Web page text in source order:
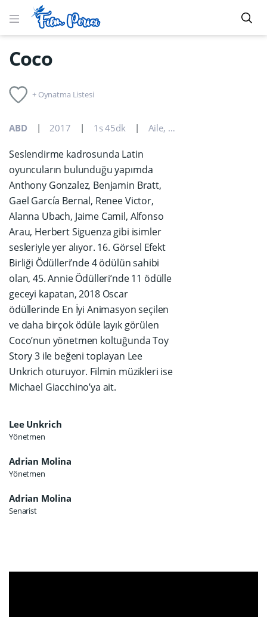
Coco
+ Oynatma Listesi
ABD 2017 1s 45dk Aile, Animasyon
Seslendirme kadrosunda Latin
oyuncuların bulunduğu yapımda
Anthony Gonzalez, Benjamin Bratt,
Gael García Bernal, Renee Victor,
Alanna Ubach, Jaime Camil, Alfonso
Arau, Herbert Siguenza gibi isimler
sesleriyle yer alıyor. 16. Görsel Efekt
Birliği Ödülleri’nde 4 ödülün sahibi
olan, 45. Annie Ödülleri’nde 11 ödülle
geceyi kapatan, 2018 Oscar
ödüllerinde En İyi Animasyon seçilen
ve daha birçok ödüle layık görülen
Coco’nun yönetmen koltuğunda Toy
Story 3 ile beğeni toplayan Lee
Unkrich oturuyor. Filmin müzikleri ise
Michael Giacchino’ya ait.
Lee Unkrich
Yönetmen
Adrian Molina
Yönetmen
Adrian Molina
Senarist